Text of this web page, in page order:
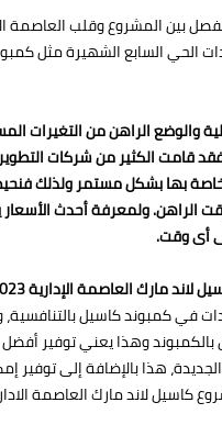
بين المشروع وقلب العاصمة
الحي السابع الشهيرة مثل
والوضع الراهن من التغيرات
قامت الكثير من شركات
بها بشكل مستمر ولذلك
الراهن. ولمعرفة أحدث الأسعار
أى وقت.
مارك العاصمة الإدارية 2023
في كمبوند كاسيل
وهذا يعني توفير
الجديدة، هذا بالإضافة إلى
كاسيل لاند مارك العاصمة